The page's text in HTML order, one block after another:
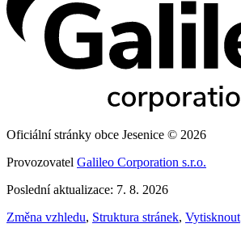
Oficiální stránky obce Jesenice © 2026
Provozovatel Galileo Corporation s.r.o.
Poslední aktualizace: 7. 8. 2026
Změna vzhledu, Struktura stránek, Vytisknout